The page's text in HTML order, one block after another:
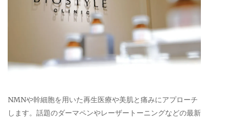
NMNや幹細胞を用いた再生医療や美肌と痛みにアプローチ
します。話題のダーマペンやレーザートーニングなどの最新